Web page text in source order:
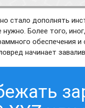
стало дополнять
нужно. Более того,
обеспечения
начинает